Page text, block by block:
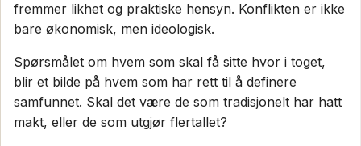
fremmer likhet og praktiske hensyn. Konflikten er ikke
bare økonomisk, men ideologisk.
Spørsmålet om hvem som skal få sitte hvor i toget,
blir et bilde på hvem som har rett til å definere
samfunnet. Skal det være de som tradisjonelt har hatt
makt, eller de som utgjør flertallet?